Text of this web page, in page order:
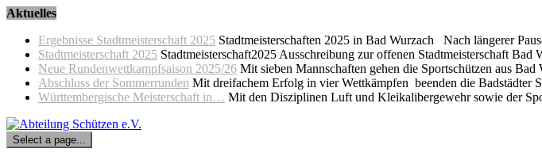
Skip
content
Aktuelles
Ergebnisse Stadtmeisterschaft 2025 Stadtmeisterschaften 2025 in Bad Wurzach Nach längerer
Stadtmeisterschaft 2025 Stadtmeisterschaft2025 Ausschreibung zur offenen Stadtmeisterschaft
Neue Rundenwettkampfsaison 2025/26 Mit sieben Mannschaften gehen die Sportschützen aus
Abschluss der Sommerrunden Mit dreifachem Erfolg in vier Wettkämpfen beenden die
Württembergische Meisterschaft in… Mit den Disziplinen Luft und Kleikalibergewehr sowie der
Select a page...